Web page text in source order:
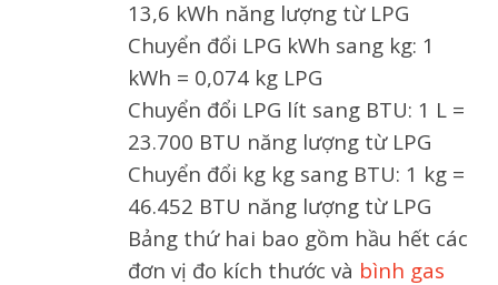
13,6 kWh năng lượng từ LPG
Chuyển đổi LPG kWh sang kg: 1
kWh = 0,074 kg LPG
Chuyển đổi LPG lít sang BTU: 1 L =
23.700 BTU năng lượng từ LPG
Chuyển đổi kg kg sang BTU: 1 kg =
46.452 BTU năng lượng từ LPG
Bảng thứ hai bao gồm hầu hết các
đơn vị đo kích thước và bình gas